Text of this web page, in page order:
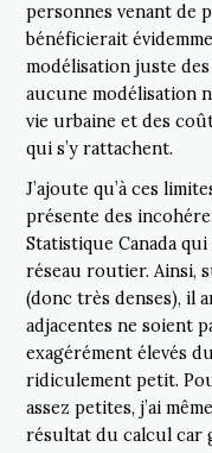
personnes venant de
bénéficierait
modélisation juste
aucune modélisation
vie urbaine et des
qui s’y rattachent.
J’ajoute qu’à ces
présente des
Statistique Canada
réseau routier. Ainsi,
(donc très denses), il
adjacentes ne soient
exagérément élevés
ridiculement petit.
assez petites, j’ai
résultat du calcul car